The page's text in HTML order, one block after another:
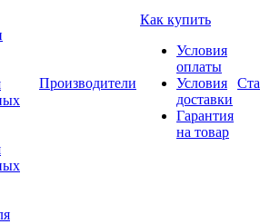
Производители
Как купить
Условия
оплаты
Условия
доставки
Гарантия
на товар